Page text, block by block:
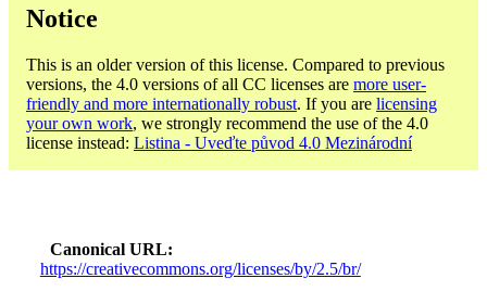
Notice
This is an older version of this license. Compared to previous
versions, the 4.0 versions of all CC licenses are more user-
friendly and more internationally robust. If you are licensing
your own work, we strongly recommend the use of the 4.0
license instead: Listina - Uveďte původ 4.0 Mezinárodní
Canonical URL
https://creativecommons.org/licenses/by/2.5/br/